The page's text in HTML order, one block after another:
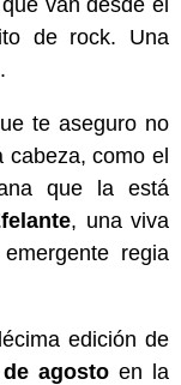
van desde el
de rock. Una
te aseguro no
como el
que la está
, una viva
regia
edición de
agostoen la